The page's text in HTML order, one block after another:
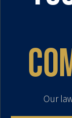
Our